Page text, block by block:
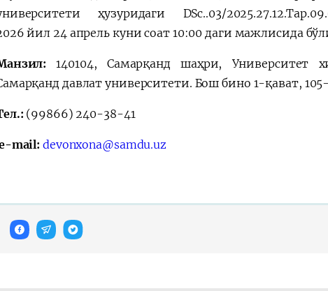
ҳузуридаги DSc..03/
йил 24 апрель куни соат 10:00 даги мажлисида
140104, Самарқанд шаҳри,
давлат университети. Бош бино 1-қават,
(99866) 240-38-41
e-mail:devonxona@samdu.uz